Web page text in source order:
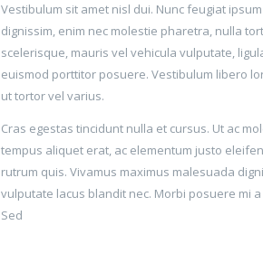
Vestibulum sit amet nisl dui. Nunc feugiat
dignissim, enim nec molestie pharetra, nulla
scelerisque, mauris vel vehicula vulputate,
euismod porttitor posuere. Vestibulum libero
ut tortor vel varius.
Cras egestas tincidunt nulla et cursus. Ut ac
tempus aliquet erat, ac elementum justo
rutrum quis. Vivamus maximus malesuada
vulputate lacus blandit nec. Morbi posuere mi
Sed